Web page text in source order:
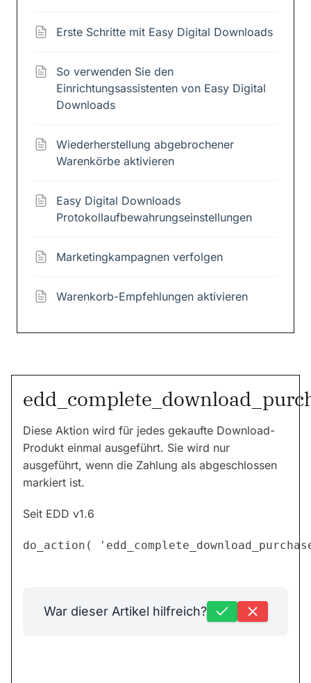
Erste Schritte mit Easy Digital Downloads
So verwenden Sie den
Einrichtungsassistenten von Easy Digital
Downloads
Wiederherstellung abgebrochener
Warenkörbe aktivieren
Easy Digital Downloads
Protokollaufbewahrungseinstellungen
Marketingkampagnen verfolgen
Warenkorb-Empfehlungen aktivieren
Diese Aktion wird für jedes gekaufte Download-
Produkt einmal ausgeführt. Sie wird nur
ausgeführt, wenn die Zahlung als abgeschlossen
markiert ist.
Seit EDD v1.6
War dieser Artikel hilfreich?